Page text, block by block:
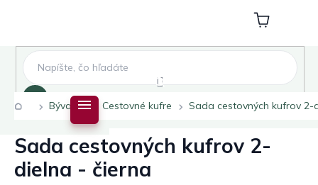
Nákupný
košík
Domov
Bývanie Cestovné kufre Sada cestovných kufrov 2-
Sada cestovných kufrov 2-
dielna - čierna